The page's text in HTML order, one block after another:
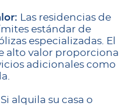
Las residencias de
estándar de
especializadas. El
alto valor proporciona
adicionales como
Si alquila su casa o